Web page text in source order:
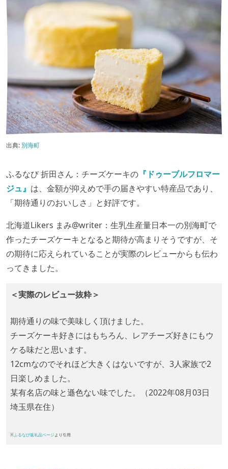
出典: 別海町
ふるなび 折田さん：チーズケーキの 『ドゥーブルフロマー
ジュ』 は、金額が抑えめで手の届きやすい特産品であり、
「期待通りのおいしさ」と好評です。
北海道Likers まみ@writer：生乳生産量日本一の別海町で
作ったチーズケーキとなると期待が高まりそうですが、そ
の期待に応えられていることが実際のレビューからも伝わ
ってきました。
＜実際のレビュー抜粋＞
期待通りの味で美味しく頂けました。
チーズケーキ好きにはもちろん、レアチーズ好きにもウ
ケる味だと思います。
12cmなのでそれほど大きくはないですが、3人家族で2
日楽しめました。
某有名店の味と遜色ない味でした。（2022年08月03日
埼玉県在住）
※ ふるなび返礼品ページ より引用